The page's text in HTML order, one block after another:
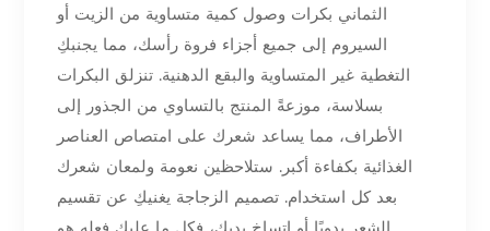
الثماني بكرات وصول كمية متساوية من الزيت أو
السيروم إلى جميع أجزاء فروة رأسك، مما يجنبكِ
التغطية غير المتساوية والبقع الدهنية. تنزلق البكرات
بسلاسة، موزعةً المنتج بالتساوي من الجذور إلى
الأطراف، مما يساعد شعرك على امتصاص العناصر
الغذائية بكفاءة أكبر. ستلاحظين نعومة ولمعان شعرك
بعد كل استخدام. تصميم الزجاجة يغنيكِ عن تقسيم